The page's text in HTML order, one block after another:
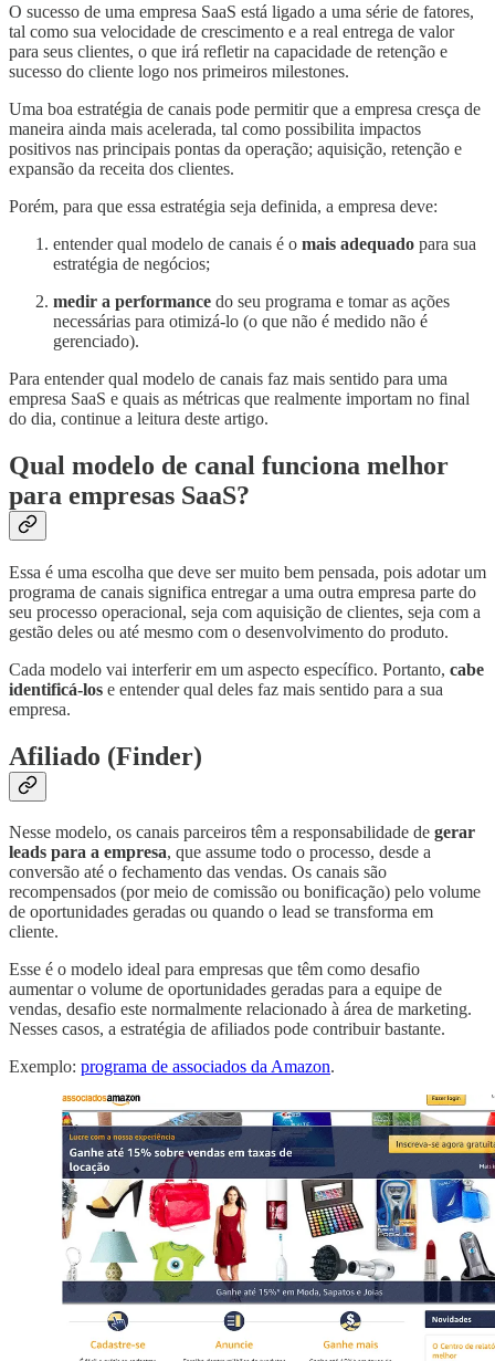
O sucesso de uma empresa SaaS está ligado a uma série de fatores,
tal como sua velocidade de crescimento e a real entrega de valor
para seus clientes, o que irá refletir na capacidade de retenção e
sucesso do cliente logo nos primeiros milestones.
Uma boa estratégia de canais pode permitir que a empresa cresça de
maneira ainda mais acelerada, tal como possibilita impactos
positivos nas principais pontas da operação; aquisição, retenção e
expansão da receita dos clientes.
Porém, para que essa estratégia seja definida, a empresa deve:
entender qual modelo de canais é o mais adequado para sua
estratégia de negócios;
medir a performance do seu programa e tomar as ações
necessárias para otimizá-lo (o que não é medido não é
gerenciado).
Para entender qual modelo de canais faz mais sentido para uma
empresa SaaS e quais as métricas que realmente importam no final
do dia, continue a leitura deste artigo.
Qual modelo de canal funciona melhor
para empresas SaaS?
Essa é uma escolha que deve ser muito bem pensada, pois adotar um
programa de canais significa entregar a uma outra empresa parte do
seu processo operacional, seja com aquisição de clientes, seja com a
gestão deles ou até mesmo com o desenvolvimento do produto.
Cada modelo vai interferir em um aspecto específico. Portanto, cabe
identificá-los e entender qual deles faz mais sentido para a sua
empresa.
Afiliado (Finder)
Nesse modelo, os canais parceiros têm a responsabilidade de gerar
leads para a empresa, que assume todo o processo, desde a
conversão até o fechamento das vendas. Os canais são
recompensados (por meio de comissão ou bonificação) pelo volume
de oportunidades geradas ou quando o lead se transforma em
cliente.
Esse é o modelo ideal para empresas que têm como desafio
aumentar o volume de oportunidades geradas para a equipe de
vendas, desafio este normalmente relacionado à área de marketing.
Nesses casos, a estratégia de afiliados pode contribuir bastante.
Exemplo: programa de associados da Amazon.